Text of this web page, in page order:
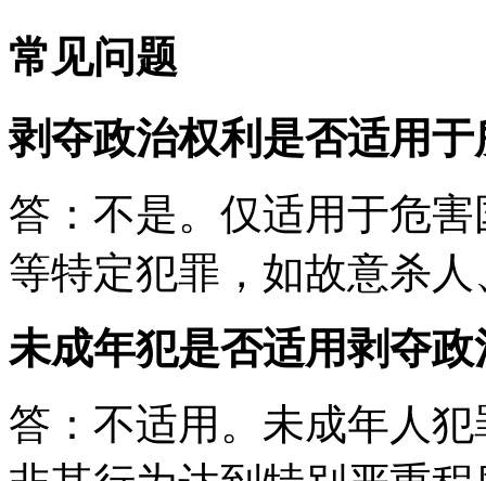
常见问题
剥夺政治权利是否适用
答：不是。仅适用于危
等特定犯罪，如故意杀
未成年犯是否适用剥夺
答：不适用。未成年人